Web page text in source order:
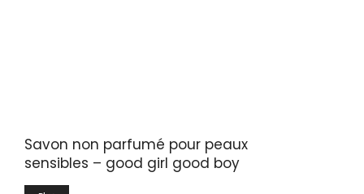
Savon non parfumé pour peaux
sensibles – good girl good boy